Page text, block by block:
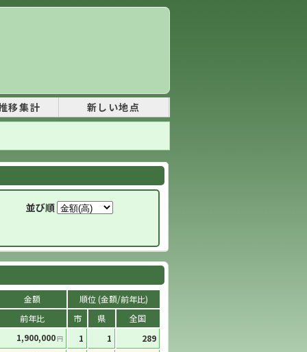
移集計 新しい地点
並び順
金額
順位 (金額/前年比)
前年比
市 県
全国
1,900,000円 1 1
289